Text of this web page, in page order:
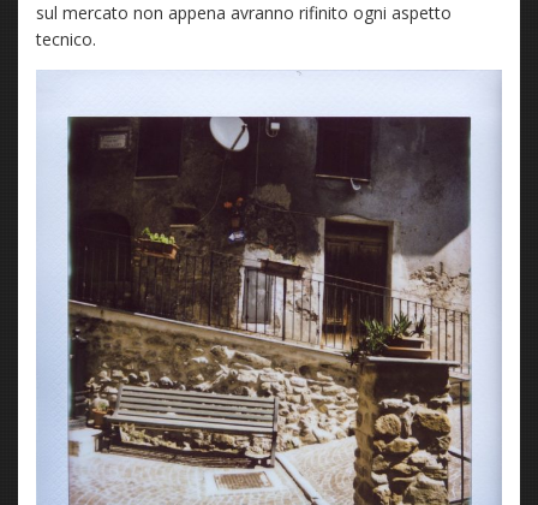
sul mercato non appena avranno rifinito ogni aspetto
tecnico.